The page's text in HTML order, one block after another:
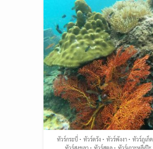
ทัวร์กระบี่ ทัวร์ตรัง ทัวร์พังงา ทัวร์ภูเก็ต